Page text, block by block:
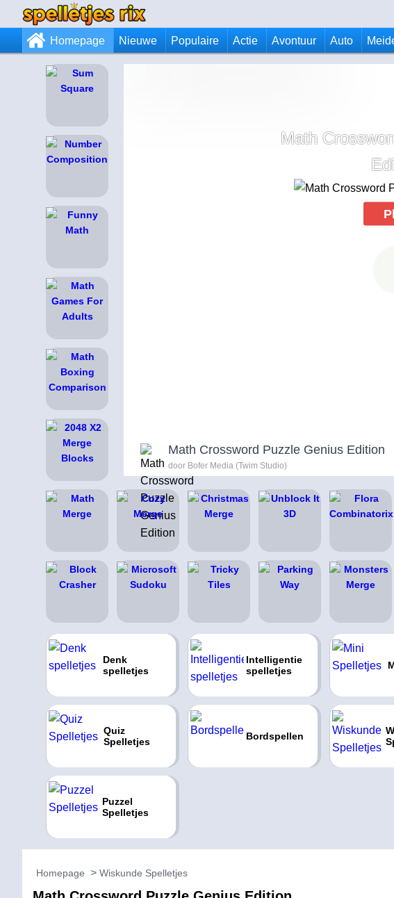
Homepage Nieuwe Populaire Actie Avontuur Auto
Math
Math Crossword Puzzle Genius Edition
door Bofer Media (Twim Studio)
Denk
spelletjes
Intelligentie
spelletjes
Quiz
Spelletjes
Bordspellen
Puzzel
Spelletjes
Homepage Wiskunde Spelletjes